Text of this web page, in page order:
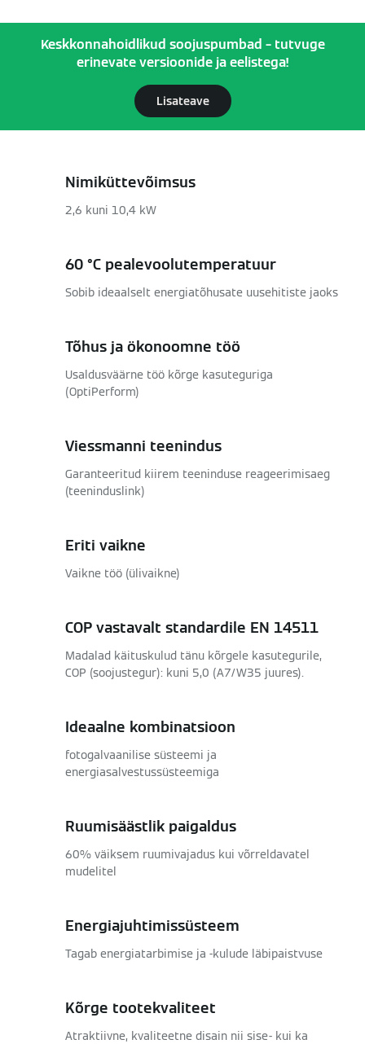
Keskkonnahoidlikud soojuspumbad – tutvuge
erinevate versioonide ja eelistega!
Lisateave
Nimiküttevõimsus
2,6 kuni 10,4 kW
60 °C pealevoolutemperatuur
Sobib ideaalselt energiatõhusate uusehitiste jaoks
Tõhus ja ökonoomne töö
Usaldusväärne töö kõrge kasuteguriga
(OptiPerform)
Viessmanni teenindus
Garanteeritud kiirem teeninduse reageerimisaeg
(teeninduslink)
Eriti vaikne
Vaikne töö (ülivaikne)
COP vastavalt standardile EN 14511
Madalad käituskulud tänu kõrgele kasutegurile,
COP (soojustegur): kuni 5,0 (A7/W35 juures).
Ideaalne kombinatsioon
fotogalvaanilise süsteemi ja
energiasalvestussüsteemiga
Ruumisäästlik paigaldus
60% väiksem ruumivajadus kui võrreldavatel
mudelitel
Energiajuhtimissüsteem
Tagab energiatarbimise ja -kulude läbipaistvuse
Kõrge tootekvaliteet
Atraktiivne, kvaliteetne disain nii sise- kui ka